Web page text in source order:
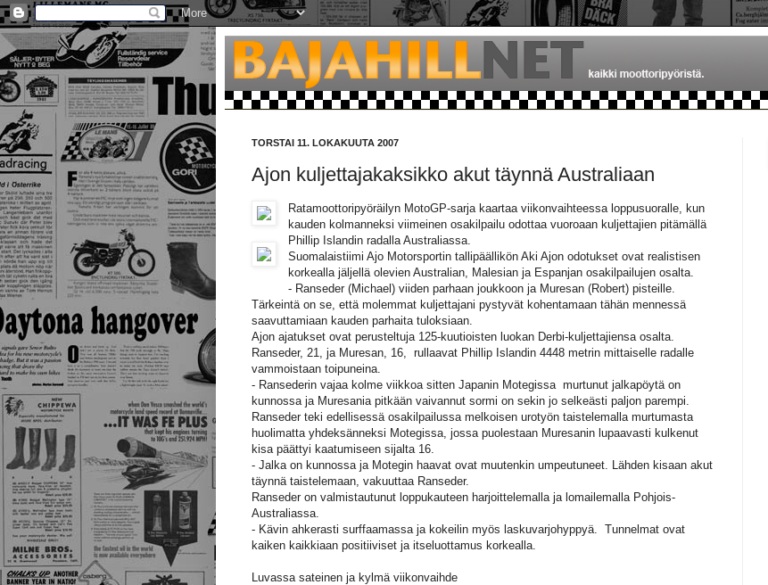
TORSTAI 11. LOKAKUUTA 2007
Ajon kuljettajakaksikko akut täynnä Australiaan
Ratamoottoripyöräilyn MotoGP-sarja kaartaa viikonvaihteessa loppusuoralle, kun
kauden kolmanneksi viimeinen osakilpailu odottaa vuoroaan kuljettajien pitämällä
Phillip Islandin radalla Australiassa.
Suomalaistiimi Ajo Motorsportin tallipäällikön Aki Ajon odotukset ovat realistisen
korkealla jäljellä olevien Australian, Malesian ja Espanjan osakilpailujen osalta.
- Ranseder (Michael) viiden parhaan joukkoon ja Muresan (Robert) pisteille.
Tärkeintä on se, että molemmat kuljettajani pystyvät kohentamaan tähän mennessä
saavuttamiaan kauden parhaita tuloksiaan.
Ajon ajatukset ovat perusteltuja 125-kuutioisten luokan Derbi-kuljettajiensa osalta.
Ranseder, 21, ja Muresan, 16, rullaavat Phillip Islandin 4448 metrin mittaiselle radalle
vammoistaan toipuneina.
- Ransederin vajaa kolme viikkoa sitten Japanin Motegissa murtunut jalkapöytä on
kunnossa ja Muresania pitkään vaivannut sormi on sekin jo selkeästi paljon parempi.
Ranseder teki edellisessä osakilpailussa melkoisen urotyön taistelemalla murtumasta
huolimatta yhdeksänneksi Motegissa, jossa puolestaan Muresanin lupaavasti kulkenut
kisa päättyi kaatumiseen sijalta 16.
- Jalka on kunnossa ja Motegin haavat ovat muutenkin umpeutuneet. Lähden kisaan akut
täynnä taistelemaan, vakuuttaa Ranseder.
Ranseder on valmistautunut loppukauteen harjoittelemalla ja lomailemalla Pohjois-
Australiassa.
- Kävin ahkerasti surffaamassa ja kokeilin myös laskuvarjohyppyä. Tunnelmat ovat
kaiken kaikkiaan positiiviset ja itseluottamus korkealla.
Luvassa sateinen ja kylmä viikonvaihde